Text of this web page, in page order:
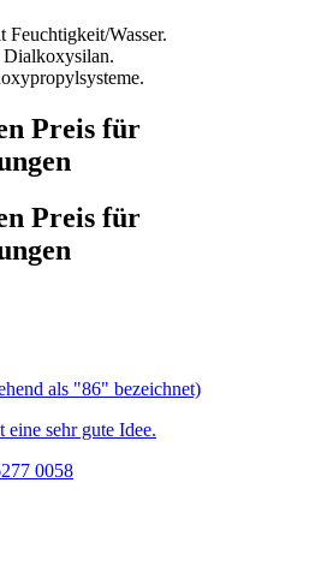
Feuchtigkeit/Wasser.
Preis für
Preis für
als "86" bezeichnet)
sehr gute Idee.
0058